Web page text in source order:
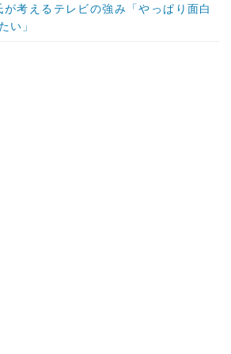
考えるテレビの強み「やっぱり面白
い」